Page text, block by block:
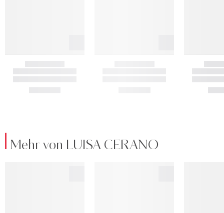
Mehr von LUISA CERANO